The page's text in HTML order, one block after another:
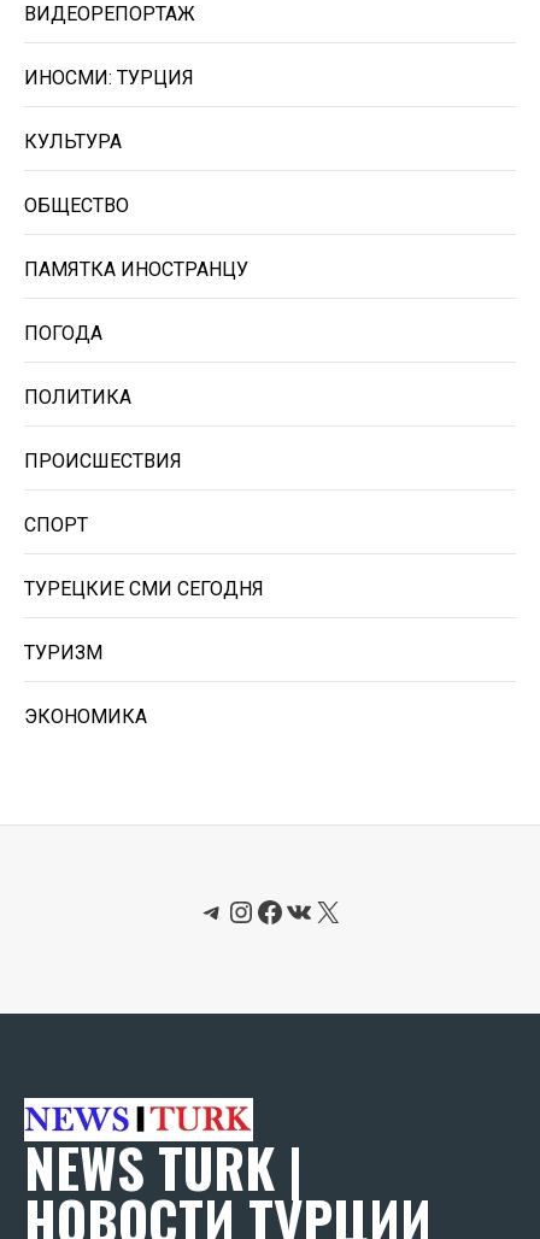
ВИДЕОРЕПОРТАЖ
ИНОСМИ: ТУРЦИЯ
КУЛЬТУРА
ОБЩЕСТВО
ПАМЯТКА ИНОСТРАНЦУ
ПОГОДА
ПОЛИТИКА
ПРОИСШЕСТВИЯ
СПОРТ
ТУРЕЦКИЕ СМИ СЕГОДНЯ
ТУРИЗМ
ЭКОНОМИКА
Telegram
Instagram
Facebook
ВКонтакте
X
NEWS TURK |
НОВОСТИ ТУРЦИИ